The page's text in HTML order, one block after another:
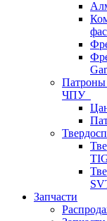
Патроны
ЧПУ
Запчасти